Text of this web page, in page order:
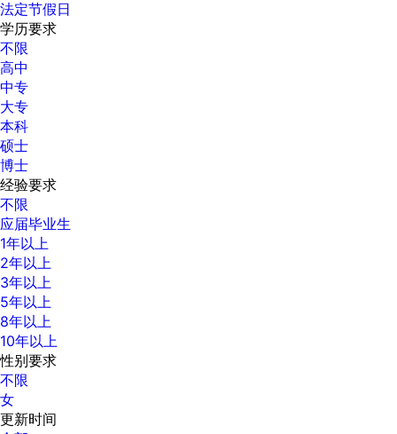
法定节假日
学历要求
不限
高中
中专
大专
本科
硕士
博士
经验要求
不限
应届毕业生
1年以上
2年以上
3年以上
5年以上
8年以上
10年以上
性别要求
不限
女
更新时间